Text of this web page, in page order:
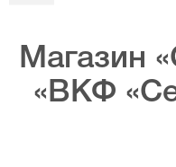
Магазин
«ВКФ